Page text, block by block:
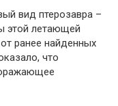
вид птерозавра –
этой летающей
ранее найденных
что